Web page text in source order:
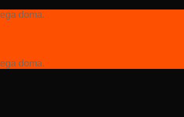
doma.
doma.